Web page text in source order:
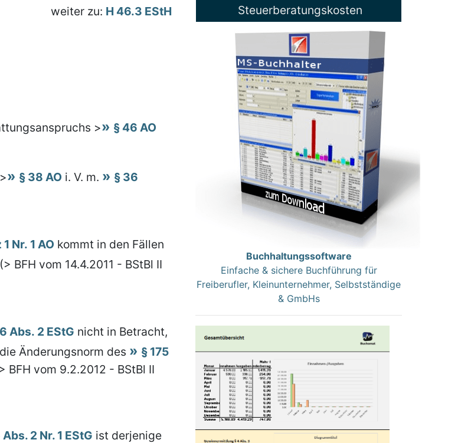
weiter zu: H 46.3 EStH
>
§ 46 AO
§ 38 AO i. V. m.
§ 36
Nr. 1 AO kommt in den Fällen
BFH vom 14.4.2011 - BStBl II
Abs. 2 EStG nicht in Betracht,
Änderungsnorm des
§ 175
BFH vom 9.2.2012 - BStBl II
2 Nr. 1 EStG ist derjenige
Steuerberatungskosten
Buchhaltungssoftware
Einfache & sichere Buchführung für
Freiberufler, Kleinunternehmer, Selbstständige
& GmbHs